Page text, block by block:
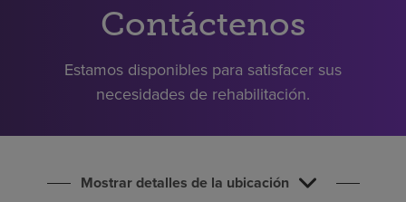
Pagar mi factura
Contáctenos
Estamos disponibles para satisfacer sus
necesidades de rehabilitación.
Mostrar detalles de la ubicación